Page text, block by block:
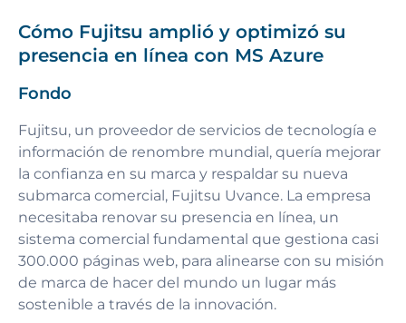
Cómo Fujitsu amplió y optimizó su
presencia en línea con MS Azure
Fondo
Fujitsu, un proveedor de servicios de tecnología e
información de renombre mundial, quería mejorar
la confianza en su marca y respaldar su nueva
submarca comercial, Fujitsu Uvance. La empresa
necesitaba renovar su presencia en línea, un
sistema comercial fundamental que gestiona casi
300.000 páginas web, para alinearse con su misión
de marca de hacer del mundo un lugar más
sostenible a través de la innovación.